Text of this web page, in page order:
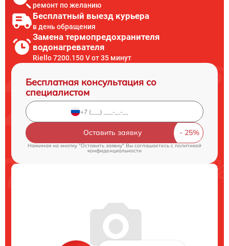
ремонт по желанию
Бесплатный выезд курьера
в день обращения
Замена термопредохранителя
водонагревателя
Riello 7200.150 V от 35 минут
Бесплатная консультация со
специалистом
Оставить заявку
Нажимая на кнопку "Оставить заявку" Вы соглашаетесь c политикой
конфиденциальности